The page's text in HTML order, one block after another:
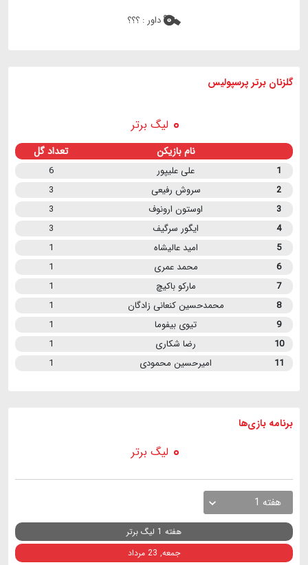
داور : ؟؟؟
گلزنان برتر پرسپولیس
لیگ برتر
نام بازیکن تعداد گل
1 علی علیپور
6
2
سروش رفیعی
3
3
اوستون ارونوف
3
4
ایگور سرگیف
3
5
امید عالیشاه
1
6
محمد عمری
1
7
مارکو باکیچ
1
8
محمدحسین کنعانی زادگان
1
9
تیوی بیفوما
1
10
رضا شکاری
1
11
امیرحسین محمودی 1
برنامه بازی ها
لیگ برتر
هفته 1
هفته 1 لیگ برتر
جمعه, 23 مرداد